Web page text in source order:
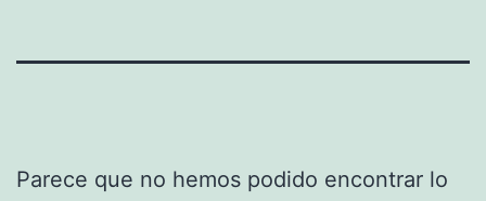
Parece que no hemos podido encontrar lo